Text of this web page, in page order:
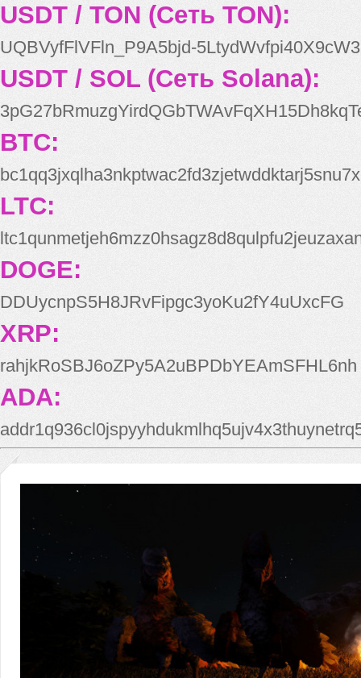
USDT / TON (Сеть TON):
UQBVyfFlVFln_P9A5bjd-
USDT / SOL (Сеть Solana):
BTC:
bc1qq3jxqlha3nkptwac2fd3zjetwddktarj5snu7x
LTC:
DOGE:
DDUycnpS5H8JRvFipgc3yoKu2fY4uUxcFG
XRP:
rahjkRoSBJ6oZPy5A2uBPDbYEAmSFHL6nh
ADA: